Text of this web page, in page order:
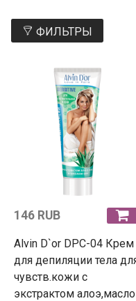
ФИЛЬТРЫ
146 RUB
Alvin D`or DPC-04 Крем
для депиляции тела
чувств.кожи с
экстрактом алоэ,масло